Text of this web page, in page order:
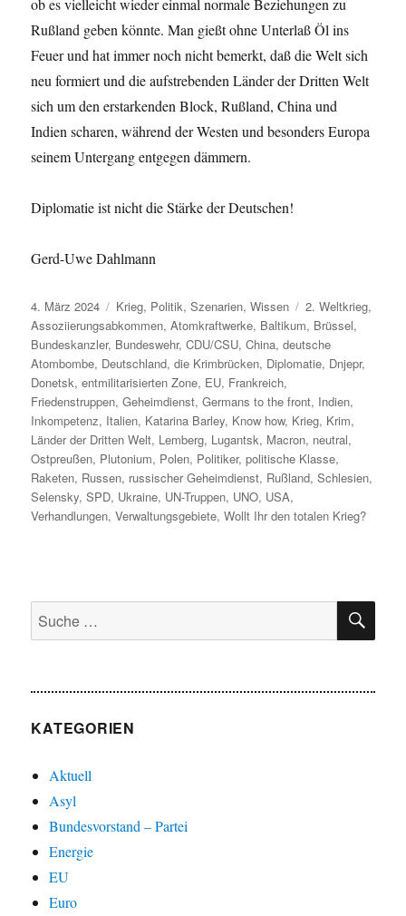
ob es vielleicht wieder einmal normale Beziehungen zu
Rußland geben könnte. Man gießt ohne Unterlaß Öl ins
Feuer und hat immer noch nicht bemerkt, daß die Welt sich
neu formiert und die aufstrebenden Länder der Dritten Welt
sich um den erstarkenden Block, Rußland, China und
Indien scharen, während der Westen und besonders Europa
seinem Untergang entgegen dämmern.
Diplomatie ist nicht die Stärke der Deutschen!
Gerd-Uwe Dahlmann
Veröffentlicht
am
4. März 2024 Kategorien
Krieg, Politik,Szenarien,Wissen Schlagwörter
2. Weltkrieg,
Assoziierungsabkommen,Atomkraftwerke, Baltikum, Brüssel,
Bundeskanzler, Bundeswehr,CDU/CSU,China,deutsche
Atombombe, Deutschland,die Krimbrücken, Diplomatie, Dnjepr,
Donetsk,entmilitarisierten Zone, EU, Frankreich,
Friedenstruppen,Geheimdienst,Germans to the front, Indien,
Inkompetenz, Italien, Katarina Barley, Know how, Krieg, Krim,
Länder der Dritten Welt, Lemberg, Lugantsk, Macron, neutral,
Ostpreußen, Plutonium, Polen, Politiker,politische Klasse,
Raketen, Russen, russischer Geheimdienst, Rußland,Schlesien,
Selensky,SPD, Ukraine, UN-Truppen, UNO, USA,
Verhandlungen,Verwaltungsgebiete,Wollt Ihr den totalen Krieg?
Suche
nach:
KATEGORIEN
Aktuell
Asyl
Bundesvorstand – Partei
Energie
EU
Euro